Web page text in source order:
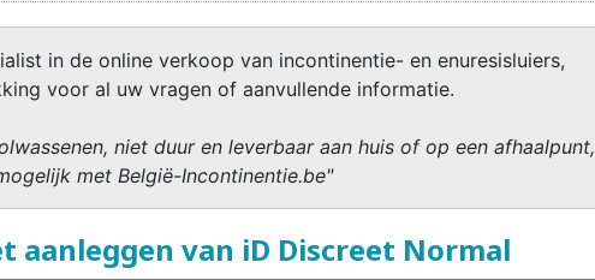
in de online verkoop van incontinentie- en enuresisluiers,
voor al uw vragen of aanvullende informatie.
niet duur en leverbaar aan huis of op een afhaalpunt,
met België-Incontinentie.be"
aanleggen van iD Discreet Normal